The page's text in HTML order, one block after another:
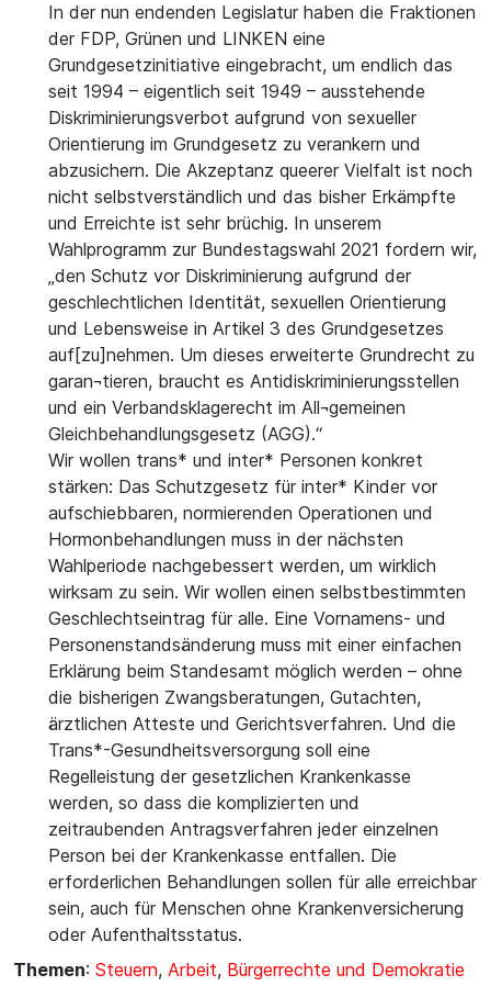
In der nun endenden Legislatur haben die Fraktionen
der FDP, Grünen und LINKEN eine
Grundgesetzinitiative eingebracht, um endlich das
seit 1994 – eigentlich seit 1949 – ausstehende
Diskriminierungsverbot aufgrund von sexueller
Orientierung im Grundgesetz zu verankern und
abzusichern. Die Akzeptanz queerer Vielfalt ist noch
nicht selbstverständlich und das bisher Erkämpfte
und Erreichte ist sehr brüchig. In unserem
Wahlprogramm zur Bundestagswahl 2021 fordern wir,
„den Schutz vor Diskriminierung aufgrund der
geschlechtlichen Identität, sexuellen Orientierung
und Lebensweise in Artikel 3 des Grundgesetzes
auf[zu]nehmen. Um dieses erweiterte Grundrecht zu
garan¬tieren, braucht es Antidiskriminierungsstellen
und ein Verbandsklagerecht im All¬gemeinen
Gleichbehandlungsgesetz (AGG).“
Wir wollen trans* und inter* Personen konkret
stärken: Das Schutzgesetz für inter* Kinder vor
aufschiebbaren, normierenden Operationen und
Hormonbehandlungen muss in der nächsten
Wahlperiode nachgebessert werden, um wirklich
wirksam zu sein. Wir wollen einen selbstbestimmten
Geschlechtseintrag für alle. Eine Vornamens- und
Personenstandsänderung muss mit einer einfachen
Erklärung beim Standesamt möglich werden – ohne
die bisherigen Zwangsberatungen, Gutachten,
ärztlichen Atteste und Gerichtsverfahren. Und die
Trans*-Gesundheitsversorgung soll eine
Regelleistung der gesetzlichen Krankenkasse
werden, so dass die komplizierten und
zeitraubenden Antragsverfahren jeder einzelnen
Person bei der Krankenkasse entfallen. Die
erforderlichen Behandlungen sollen für alle erreichbar
sein, auch für Menschen ohne Krankenversicherung
oder Aufenthaltsstatus.
Themen: Steuern, Arbeit, Bürgerrechte und Demokratie